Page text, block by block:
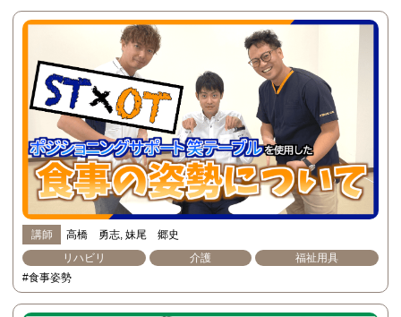
講師 高橋 勇志 妹尾 郷史
リハビリ
介護
福祉用具
#食事姿勢